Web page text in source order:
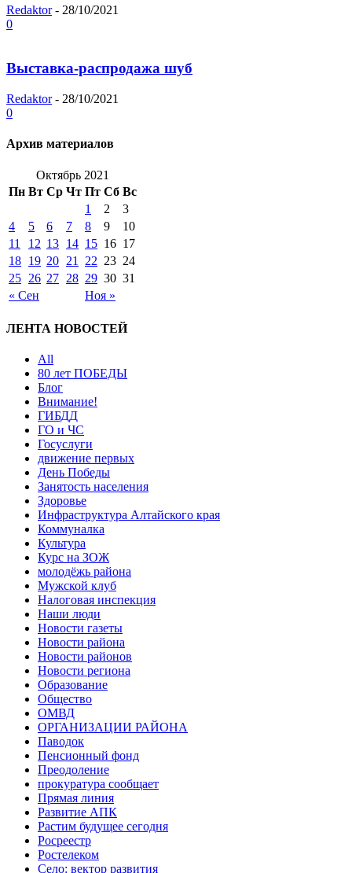
Redaktor - 28/10/2021
0
Выставка-распродажа шуб
Redaktor - 28/10/2021
0
Архив материалов
Октябрь 2021
Пн Вт Ср Чт Пт Сб Вс
« Сен Ноя »
1 2
3
4
5 6 7 8 9
10
11
12 13 14 15 16 17
18 19 20 21 22 23 24
25 26 27 28 29 30 31
ЛЕНТА НОВОСТЕЙ
All
80 лет ПОБЕДЫ
Блог
Внимание!
ГИБДД
ГО и ЧС
Госуслуги
движение первых
День Победы
Занятость населения
Здоровье
Инфраструктура Алтайского края
Коммуналка
Культура
Курс на ЗОЖ
молодёжь района
Мужской клуб
Налоговая инспекция
Наши люди
Новости газеты
Новости района
Новости районов
Новости региона
Образование
Общество
ОМВД
ОРГАНИЗАЦИИ РАЙОНА
Паводок
Пенсионный фонд
Преодоление
прокуратура сообщает
Прямая линия
Развитие АПК
Растим будущее сегодня
Росреестр
Ростелеком
Село: вектор развития